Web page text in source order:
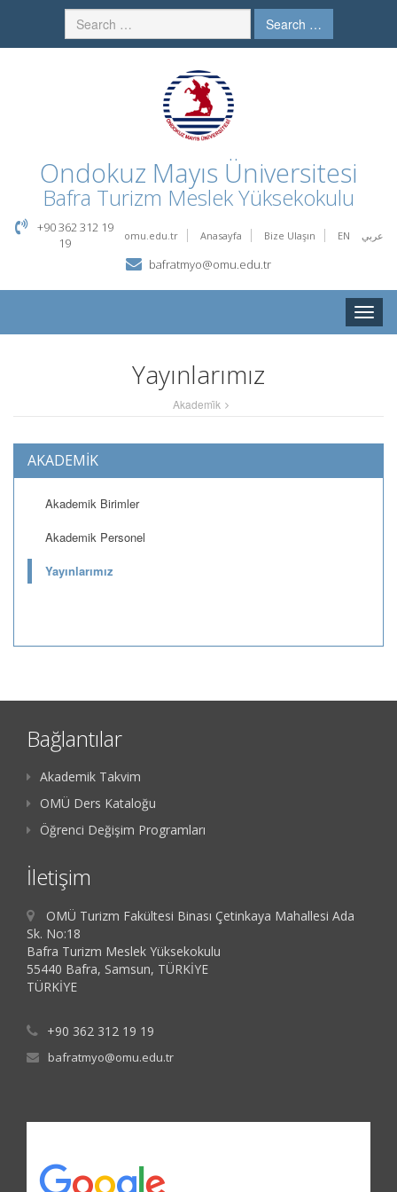
Search …
Ondokuz Mayıs Üniversitesi
Bafra Turizm Meslek Yüksekokulu
omu.edu.tr Anasayfa Bize Ulaşın EN عربي
+90 362 312 19
19
bafratmyo@omu.edu.tr
Toggle
Yayınlarımız
Akademi̇k
AKADEMİK
Akademik Birimler
Akademik Personel
Yayınlarımız
Bağlantılar
Akademik Takvim
OMÜ Ders Kataloğu
Öğrenci Değişim Programları
İletişim
OMÜ Turizm Fakültesi Binası Çetinkaya Mahallesi Ada
Sk. No:18
Bafra Turizm Meslek Yüksekokulu
55440 Bafra, Samsun, TÜRKİYE
TÜRKİYE
+90 362 312 19 19
bafratmyo@omu.edu.tr